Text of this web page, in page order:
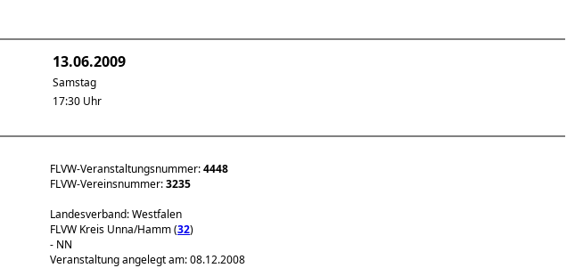
13.06.2009
Samstag
17:30 Uhr
FLVW-Veranstaltungsnummer:4448
FLVW-Vereinsnummer:3235
Landesverband: Westfalen
FLVW Kreis Unna/Hamm (32)
- NN
Veranstaltung angelegt am: 08.12.2008